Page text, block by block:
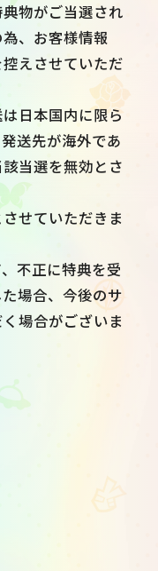
物がご当選され
、お客様情報
控えさせていただ
日本国内に限ら
送先が海外であ
当選を無効とさ
せていただきま
不正に特典を受
場合、今後のサ
場合がございま